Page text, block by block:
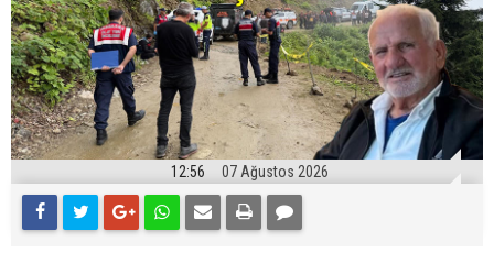
12:56 07 Ağustos 2026